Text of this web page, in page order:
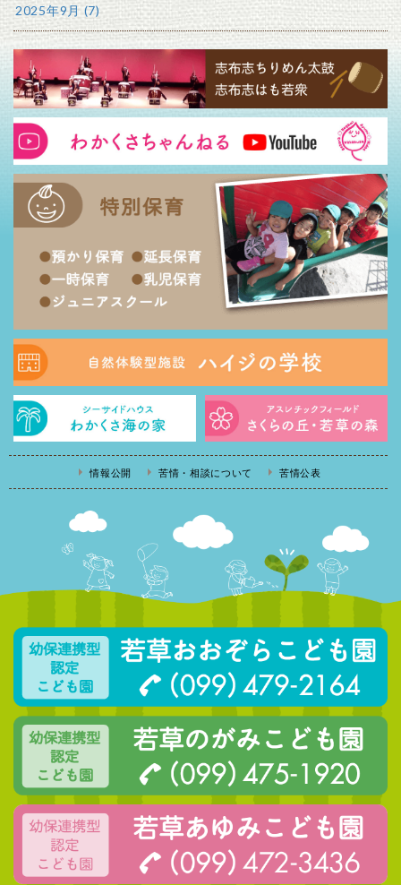
2025年9月 (7)
情報公開 苦情・相談について 苦情公表